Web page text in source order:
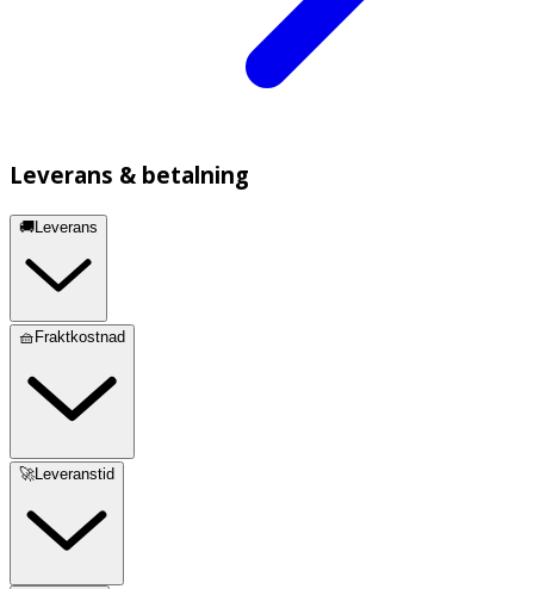
Leverans & betalning
🚚Leverans
🧺Fraktkostnad
🚀Leveranstid